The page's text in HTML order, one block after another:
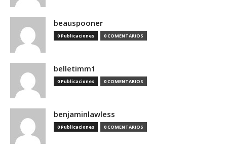
beauspooner
0 Publicaciones 0 COMENTARIOS
belletimm1
0 Publicaciones 0 COMENTARIOS
benjaminlawless
0 Publicaciones 0 COMENTARIOS